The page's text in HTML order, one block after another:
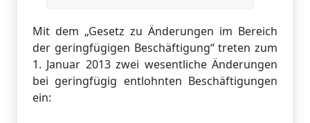
Mit dem „Gesetz zu Änderungen im Bereich
der geringfügigen Beschäftigung“ treten zum
1. Januar 2013 zwei wesentliche Änderungen
bei geringfügig entlohnten Beschäftigungen
ein: